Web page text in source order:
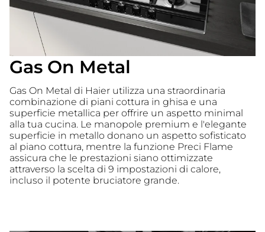
Gas On Metal
Gas On Metal di Haier utilizza una straordinaria
combinazione di piani cottura in ghisa e una
superficie metallica per offrire un aspetto minimal
alla tua cucina. Le manopole premium e l'elegante
superficie in metallo donano un aspetto sofisticato
al piano cottura, mentre la funzione Preci Flame
assicura che le prestazioni siano ottimizzate
attraverso la scelta di 9 impostazioni di calore,
incluso il potente bruciatore grande.